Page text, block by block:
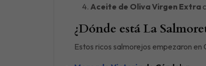
Aceite de Oliva Virgen Extra
¿Dónde está La
Estos ricos salmorejos empezaron